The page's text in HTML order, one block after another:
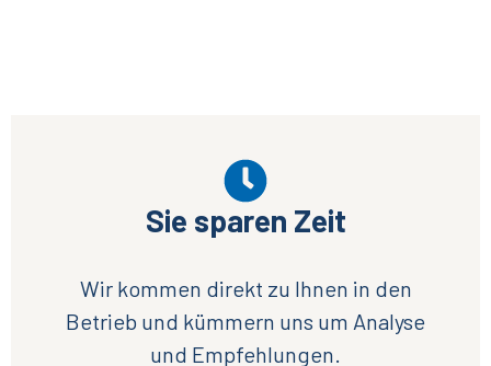
Sie sparen Zeit
Wir kommen direkt zu Ihnen in den
Betrieb und kümmern uns um Analyse
und Empfehlungen.